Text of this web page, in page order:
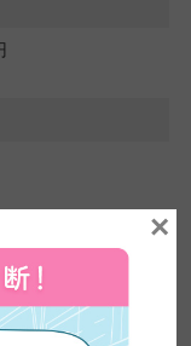
るためのプログラ
×